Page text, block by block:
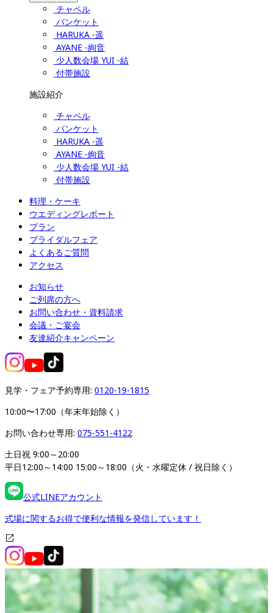
チャペル
バンケット
HARUKA -遥
AYANE -絢音
少人数会場 YUI -結
付帯施設
施設紹介
チャペル
バンケット
HARUKA -遥
AYANE -絢音
少人数会場 YUI -結
付帯施設
料理・ケーキ
ウエディングレポート
プラン
ブライダルフェア
よくあるご質問
アクセス
お知らせ
ご列席の方へ
お問い合わせ・資料請求
会議・ご宴会
友達紹介キャンペーン
見学・フェア予約専用: 0120-19-1815
10:00〜17:00（年末年始除く）
お問い合わせ専用: 075-551-4122
土日祝 9:00～20:00
平日12:00～14:00 15:00～18:00（火・水曜定休 / 祝日除く）
公式LINEアカウント
式場に関するお得で便利な情報を発信しています！